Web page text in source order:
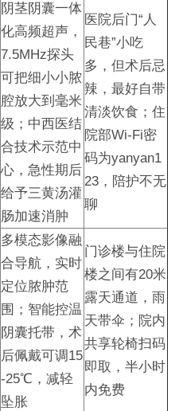
阴茎阴囊一体
化高频超声，
7.5MHz探头
可把细小小脓
腔放大到毫米
级；中西医结
合技术示范中
心，急性期后
给予三黄汤灌
肠加速消肿
医院后门“人
民巷”小吃
多，但术后忌
辣，最好自带
清淡饮食；住
院部Wi-Fi密
码为yanyan1
23，陪护不无
聊
多模态影像融
合导航，实时
定位脓肿范
围；智能控温
阴囊托带，术
后佩戴可调15
-25℃，减轻
坠胀
门诊楼与住院
楼之间有20米
露天通道，雨
天带伞；院内
共享轮椅扫码
即取，半小时
内免费